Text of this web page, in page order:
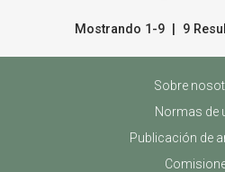
Mostrando 1-9 | 9
Sobre
Normas de
Publicación de